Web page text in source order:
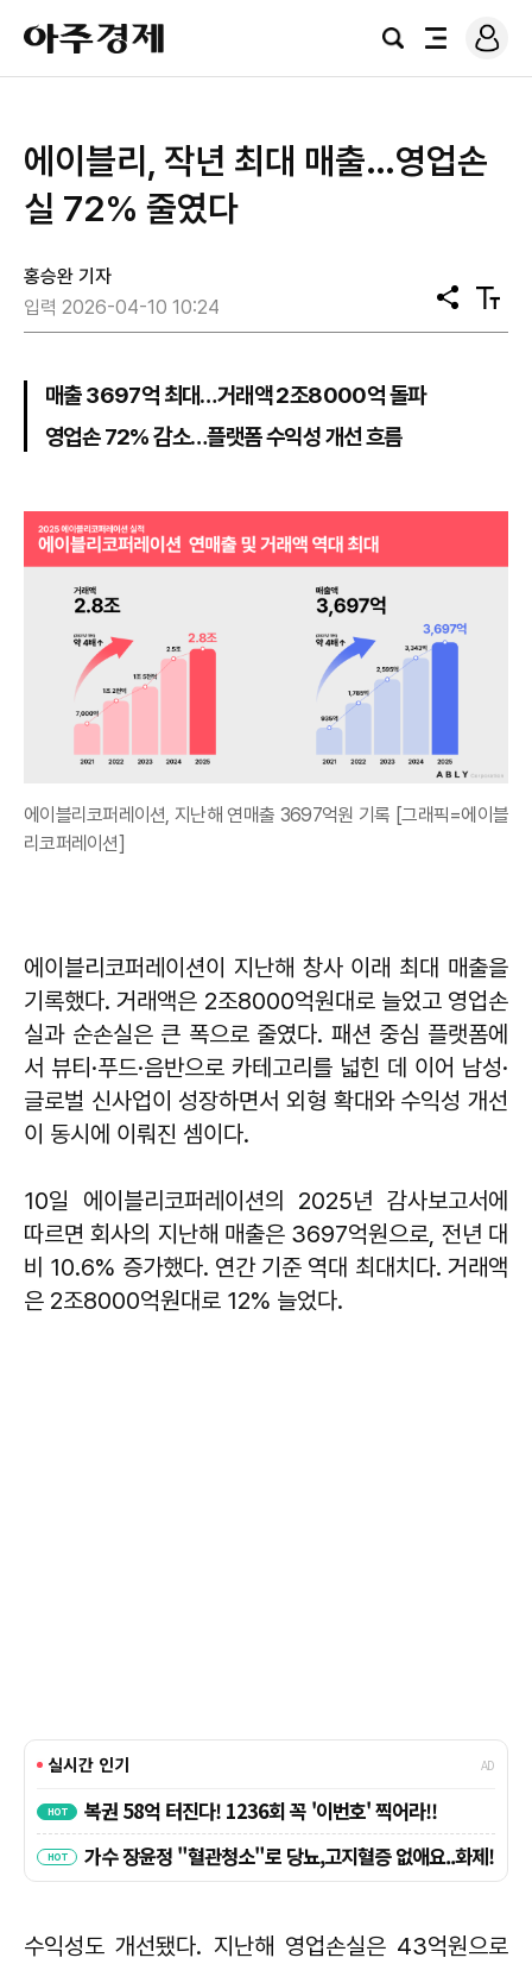
아
주
경
검
전
로
그
에이블리, 작년 최대 매출…영업손
실 72% 줄였다
홍승완 기자
입력 2026-04-10 10:24
공
유
텍
스
매출 3697억 최대…거래액 2조8000억 돌파
영업손 72% 감소…플랫폼 수익성 개선 흐름
에이블리코퍼레이션, 지난해 연매출 3697억원 기록 [그래픽=에이블
리코퍼레이션]
에이블리코퍼레이션이 지난해 창사 이래 최대 매출을
기록했다. 거래액은 2조8000억원대로 늘었고 영업손
실과 순손실은 큰 폭으로 줄였다. 패션 중심 플랫폼에
서 뷰티·푸드·음반으로 카테고리를 넓힌 데 이어 남성·
글로벌 신사업이 성장하면서 외형 확대와 수익성 개선
이 동시에 이뤄진 셈이다.
10일 에이블리코퍼레이션의 2025년 감사보고서에
따르면 회사의 지난해 매출은 3697억원으로, 전년 대
비 10.6% 증가했다. 연간 기준 역대 최대치다. 거래액
은 2조8000억원대로 12% 늘었다.
수익성도 개선됐다. 지난해 영업손실은 43억원으로